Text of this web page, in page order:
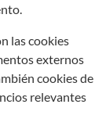
las cookies
externos
cookies de
relevantes